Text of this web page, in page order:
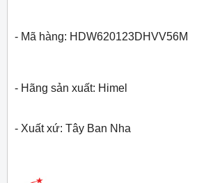
- Mã hàng: HDW620123DHVV56M
- Hãng sản xuất: Himel
- Xuất xứ: Tây Ban Nha